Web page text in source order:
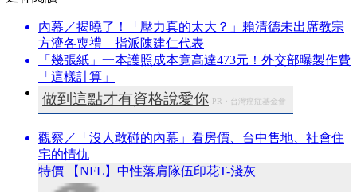
內幕／揭曉了！「壓力真的太大？」賴清德未出席教宗
方濟各喪禮 指派陳建仁代表
「幾張紙」一本護照成本竟高達473元！外交部曝製作費
「這樣計算」
做到這點才有資格說愛你 PR・台灣癌症基金會
觀察／「沒人敢碰的內幕」看房價、台中售地、社會住
宅的情仇
特價 【NFL】中性落肩隊伍印花T-淺灰